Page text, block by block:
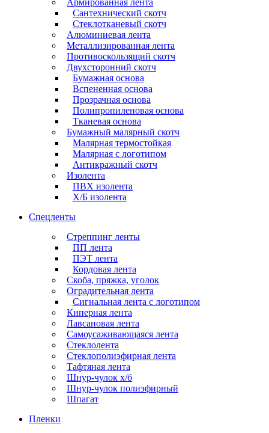
Армированная лента
Сантехнический скотч
Стеклотканевый скотч
Алюминиевая лента
Металлизированная лента
Противоскользящий скотч
Двухсторонний скотч
Бумажная основа
Вспененная основа
Прозрачная основа
Полипропиленовая основа
Тканевая основа
Бумажный малярный скотч
Малярная термостойкая
Малярная с логотипом
Антикражный скотч
Изолента
ПВХ изолента
Х/Б изолента
Спецленты
Стреппинг ленты
ПП лента
ПЭТ лента
Кордовая лента
Скоба, пряжка, уголок
Оградительная лента
Сигнальная лента с логотипом
Киперная лента
Лавсановая лента
Самоусаживающаяся лента
Стеклолента
Стеклополиэфирная лента
Тафтяная лента
Шнур-чулок х/б
Шнур-чулок полиэфирный
Шпагат
Пленки